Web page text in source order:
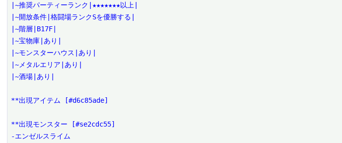
|~推奨パーティーランク|★★★★★★★以上|
|~開放条件|格闘場ランクSを優勝する|
|~階層|B17F|
|~宝物庫|あり|
|~モンスターハウス|あり|
|~メタルエリア|あり|
|~酒場|あり|
**出現アイテム [#d6c85ade]
**出現モンスター [#se2cdc55]
-エンゼルスライム